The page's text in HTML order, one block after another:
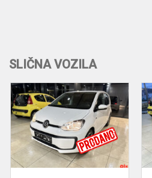
SLIČNA VOZILA